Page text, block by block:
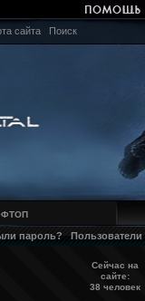
сайта Поиск
пароль? Пользователи
Сейчас на
сайте:
38 человек